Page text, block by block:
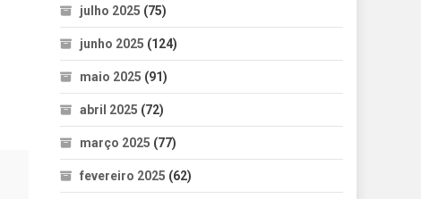
julho 2025 (75)
junho 2025 (124)
maio 2025 (91)
abril 2025 (72)
março 2025 (77)
fevereiro 2025 (62)